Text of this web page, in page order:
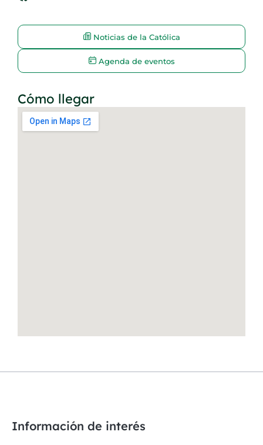
Noticias de la Católica
Agenda de eventos
Cómo llegar
Información de interés